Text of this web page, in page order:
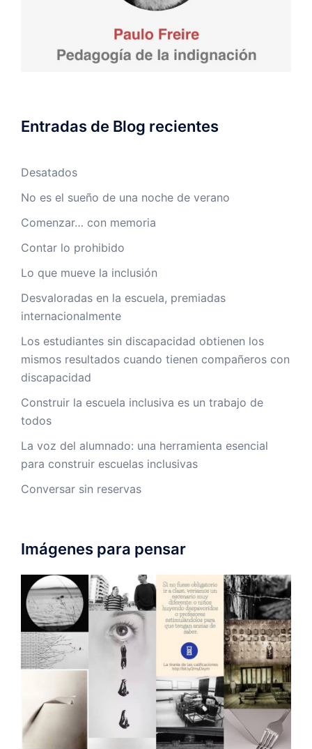
Entradas de Blog recientes
Desatados
No es el sueño de una noche de verano
Comenzar… con memoria
Contar lo prohibido
Lo que mueve la inclusión
Desvaloradas en la escuela, premiadas
internacionalmente
Los estudiantes sin discapacidad obtienen los
mismos resultados cuando tienen compañeros con
discapacidad
Construir la escuela inclusiva es un trabajo de
todos
La voz del alumnado: una herramienta esencial
para construir escuelas inclusivas
Conversar sin reservas
Imágenes para pensar